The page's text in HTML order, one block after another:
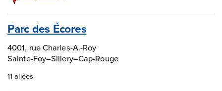
Parc des Écores
4001, rue Charles-A.-Roy
Sainte-Foy–Sillery–Cap-Rouge
11 allées